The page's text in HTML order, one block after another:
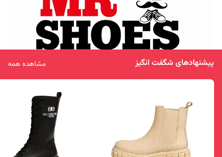
پیشنهادهای شگفت انگیز مشاهده همه